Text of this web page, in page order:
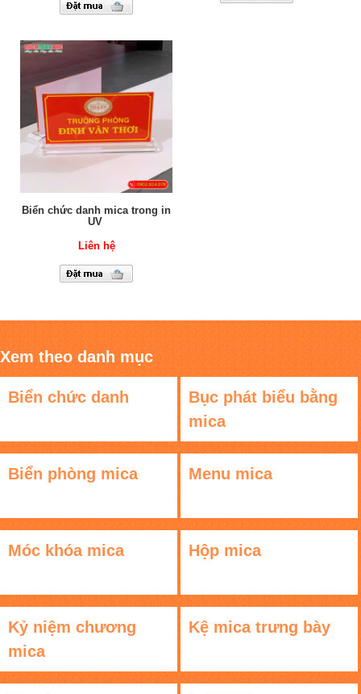
Biển chức danh mica trong in
UV
Liên hệ
Xem theo danh mục
Biển chức danh
Bục phát biểu bằng
mica
Biển phòng mica Menu mica
Móc khóa mica Hộp mica
Kỷ niệm chương
mica
Kệ mica trưng bày